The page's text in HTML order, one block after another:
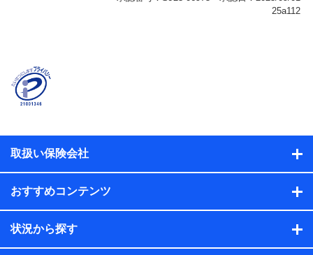
名、住所、生年月日、性別、保険契約者と被保険者の関
係、保険加入の目的、保険商品の内容、保険料、保険料
のお支払方法、車のメーカーや走行距離などの情報、建
ル内容や送信履歴の情報及び保険の更改案内等を提供し
保険契約情報
当社または株式会社NTTドコモ・フィナンシャルグルー
プが取得し、又は保有する保険契約に関する情報。例と
して、保険契約者及び被保険者の氏名、住所、生年月
日、性別、保険契約者と被保険者の関係、保険加入の目
取扱い保険会社
おすすめコンテンツ
状況から探す